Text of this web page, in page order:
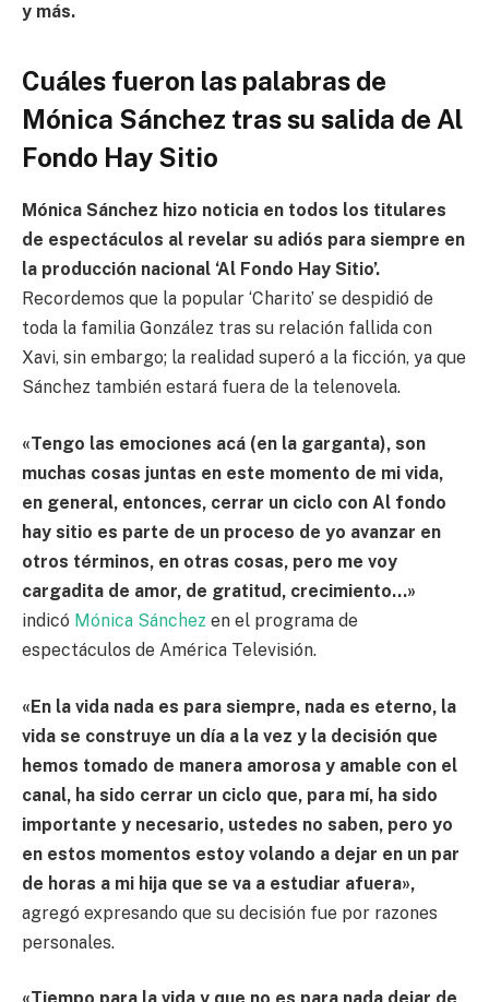
y más.
Cuáles fueron las palabras de
Mónica Sánchez tras su salida de Al
Fondo Hay Sitio
Mónica Sánchez hizo noticia en todos los titulares
de espectáculos al revelar su adiós para siempre en
la producción nacional ‘Al Fondo Hay Sitio’.
Recordemos que la popular ‘Charito’ se despidió de
toda la familia González tras su relación fallida con
Xavi, sin embargo; la realidad superó a la ficción, ya que
Sánchez también estará fuera de la telenovela.
«Tengo las emociones acá (en la garganta), son
muchas cosas juntas en este momento de mi vida,
en general, entonces, cerrar un ciclo con Al fondo
hay sitio es parte de un proceso de yo avanzar en
otros términos, en otras cosas, pero me voy
cargadita de amor, de gratitud, crecimiento…»
indicó Mónica Sánchez en el programa de
espectáculos de América Televisión.
«En la vida nada es para siempre, nada es eterno, la
vida se construye un día a la vez y la decisión que
hemos tomado de manera amorosa y amable con el
canal, ha sido cerrar un ciclo que, para mí, ha sido
importante y necesario, ustedes no saben, pero yo
en estos momentos estoy volando a dejar en un par
de horas a mi hija que se va a estudiar afuera»,
agregó expresando que su decisión fue por razones
personales.